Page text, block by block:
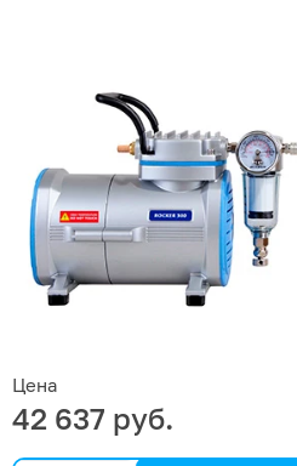
Цена
42 637 руб.